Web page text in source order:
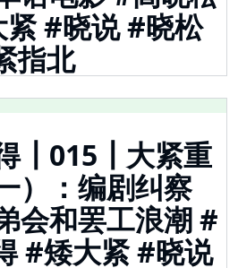
#晓说 #晓松
指北
┃015┃大紧重
）：编剧纠察
会和罢工浪潮 #
#矮大紧 #晓说